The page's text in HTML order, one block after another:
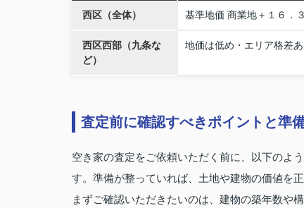
西区（全体） 基準地価 商業地＋１６．
西区西部（九条な
ど）
地価は低め・エリア格差あ
査定前に確認すべきポイントと準
空き家の査定をご依頼いただく前に、以下のよ
す。準備が整っていれば、土地や建物の価値を
まずご確認いただきたいのは、建物の築年数や